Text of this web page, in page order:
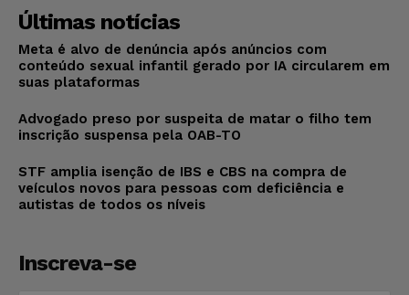
Últimas notícias
Meta é alvo de denúncia após anúncios com
conteúdo sexual infantil gerado por IA circularem em
suas plataformas
Advogado preso por suspeita de matar o filho tem
inscrição suspensa pela OAB-TO
STF amplia isenção de IBS e CBS na compra de
veículos novos para pessoas com deficiência e
autistas de todos os níveis
Inscreva-se